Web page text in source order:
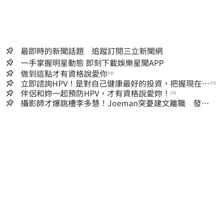
最即時的新聞話題 追蹤訂閱三立新聞網
一手掌握明星動態 即刻下載娛樂星聞APP
做到這點才有資格說愛你PR
立即諮詢HPV！是對自己健康最好的投資，把握現在不
嫌晚！
PR
伴侶和妳一起預防HPV，才有資格說愛妳！ PR
攝影師才爆跳槽李多慧！Joeman突憂建文離職 發聲